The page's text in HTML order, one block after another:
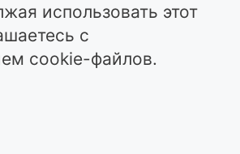
использовать этот
с
cookie-файлов.